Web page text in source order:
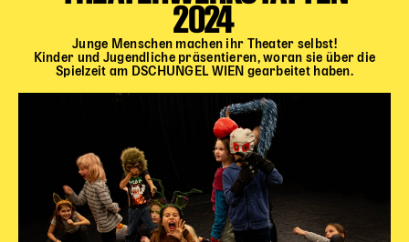
2024
Junge Menschen machen ihr Theater selbst!
Kinder und Jugendliche präsentieren, woran sie über die
Spielzeit am DSCHUNGEL WIEN gearbeitet haben.